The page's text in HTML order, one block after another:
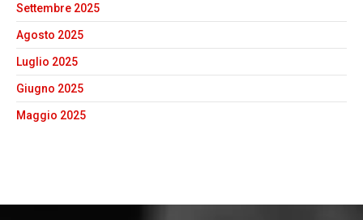
Settembre 2025
Agosto 2025
Luglio 2025
Giugno 2025
Maggio 2025